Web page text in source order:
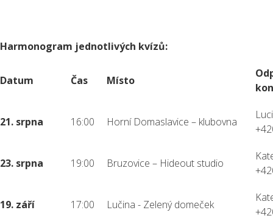
Harmonogram jednotlivých kvízů:
Datum Čas Místo
21. srpna 16:00 Horní Domaslavice – klubovna
23. srpna 19:00 Bruzovice – Hideout studio
19. září 17:00 Lučina - Zelený domeček